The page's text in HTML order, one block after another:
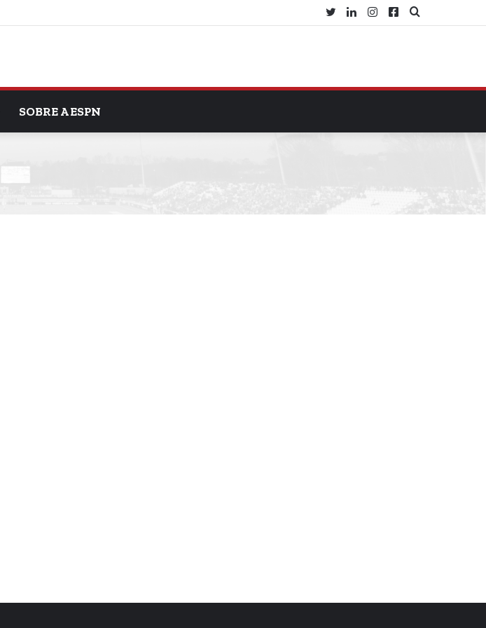
Procurar
Facebook
Instagram
Linkedin
Twitter
SOBRE A ESPN